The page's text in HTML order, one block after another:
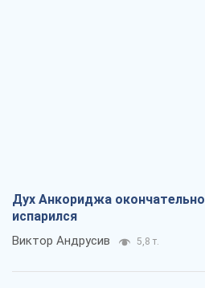
Дух Анкориджа окончательно
испарился
Виктор Андрусив 5,8 т.